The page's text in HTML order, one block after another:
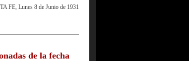
FE, Lunes 8 de Junio de 1931
de la fecha